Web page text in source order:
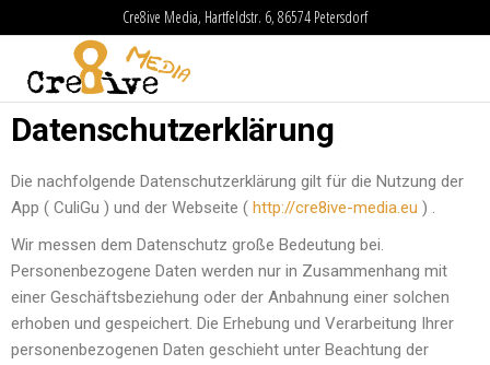
Cre8ive Media, Hartfeldstr. 6, 86574 Petersdorf
Media
Datenschutzerklärung
Die nachfolgende Datenschutzerklärung gilt für die Nutzung der
App ( CuliGu ) und der Webseite ( http://cre8ive-media.eu ) .
Wir messen dem Datenschutz große Bedeutung bei.
Personenbezogene Daten werden nur in Zusammenhang mit
einer Geschäftsbeziehung oder der Anbahnung einer solchen
erhoben und gespeichert. Die Erhebung und Verarbeitung Ihrer
personenbezogenen Daten geschieht unter Beachtung der